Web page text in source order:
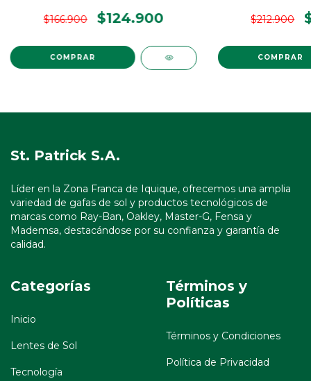
$166.900 $124.900
COMPRAR
$212.900
COMPRAR
St. Patrick S.A.
Líder en la Zona Franca de Iquique, ofrecemos una amplia
variedad de gafas de sol y productos tecnológicos de
marcas como Ray-Ban, Oakley, Master-G, Fensa y
Mademsa, destacándose por su confianza y garantía de
calidad.
Categorías
Inicio
Lentes de Sol
Tecnología
Términos y
Políticas
Términos y Condiciones
Política de Privacidad